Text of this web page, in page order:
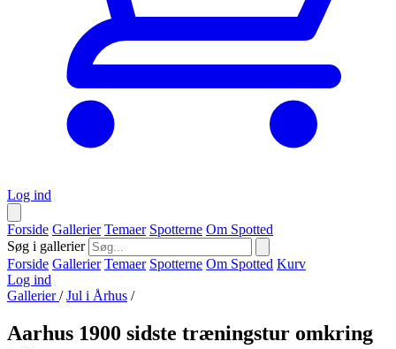
Log ind
Forside Gallerier Temaer Spotterne Om Spotted
Søg i gallerier
Forside Gallerier Temaer Spotterne Om Spotted Kurv
Log ind
Gallerier/ Jul i Århus /
Aarhus 1900 sidste træningstur omkring